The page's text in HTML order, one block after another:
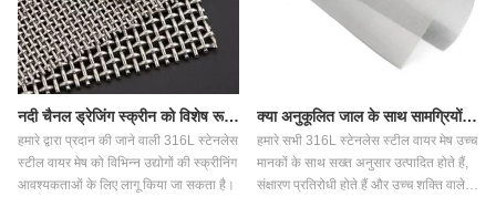
नदी चैनल ड्रेजिंग स्क्रीन को विशेष रूप से क्यों डिज़ाइन किया गया है?
हमारे द्वारा प्रदान की जाने वाली 316L स्टेनलेस
स्टील वायर मेष को विभिन्न उद्योगों की स्क्रीनिंग
आवश्यकताओं के लिए लागू किया जा सकता है।
क्या अनुकूलित जाल के साथ सामग्रियों की स्क्रीनिंग करना अधिक कुशल है?
हमारे सभी 316L स्टेनलेस स्टील वायर मेष उच्च
मानकों के साथ सख्त अनुसार उत्पादित होते हैं,
संक्षारण प्रतिरोधी होते हैं और उच्च शक्ति वाले